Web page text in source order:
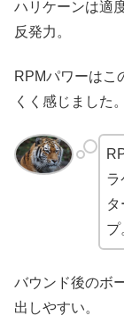
ハリケーンは適
反発力。
RPMパワーはこ
くく感じました。
ラ
プ
バウンド後のボ
出しやすい。